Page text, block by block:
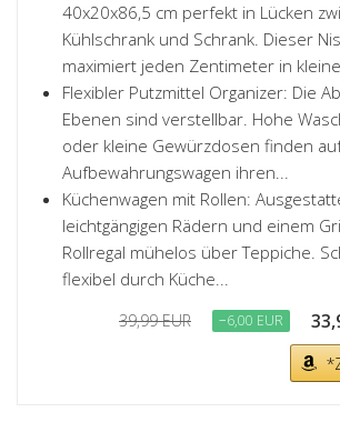
40x20x86,5 cm perfekt in Lücken
Kühlschrank und Schrank. Dieser
maximiert jeden Zentimeter in
Flexibler Putzmittel Organizer: Die
Ebenen sind verstellbar. Hohe
oder kleine Gewürzdosen finden
Aufbewahrungswagen ihren...
Küchenwagen mit Rollen:
leichtgängigen Rädern und einem
Rollregal mühelos über Teppiche.
flexibel durch Küche...
39,99 EUR −6,00 EUR